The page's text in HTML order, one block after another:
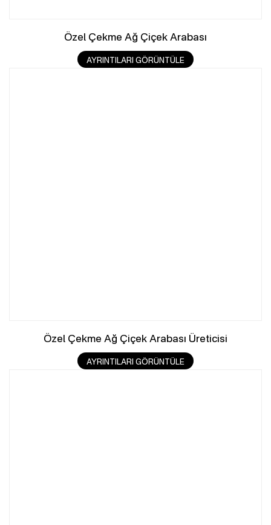
Özel Çekme Ağ Çiçek Arabası
AYRINTILARI GÖRÜNTÜLE
Özel Çekme Ağ Çiçek Arabası Üreticisi
AYRINTILARI GÖRÜNTÜLE